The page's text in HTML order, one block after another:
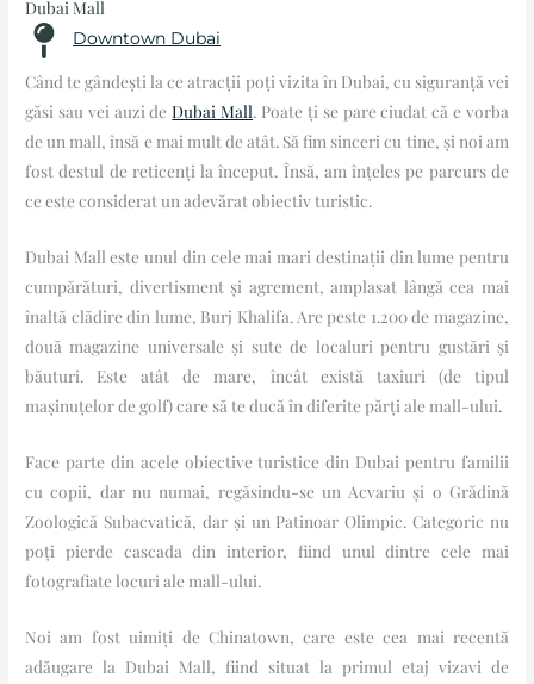
Dubai Mall
Downtown Dubai
Când te gândești la ce atracții poți vizita în Dubai, cu siguranță vei
găsi sau vei auzi deDubai Mall. Poate ți se pare ciudat că e vorba
de un mall, însă e mai mult de atât. Să fim sinceri cu tine, și noi am
fost destul de reticenți la început. Însă, am înțeles pe parcurs de
ce este considerat un adevărat obiectiv turistic.
Dubai Mall este unul din cele mai mari destinații din lume pentru
cumpărături, divertisment și agrement, amplasat lângă cea mai
înaltă clădire din lume, Burj Khalifa. Are peste 1.200 de magazine,
două magazine universale și sute de localuri pentru gustări și
băuturi. Este atât de mare, încât există taxiuri (de tipul
mașinuțelor de golf) care să te ducă în diferite părți ale mall-ului.
Face parte din acele obiective turistice din Dubai pentru familii
cu copii, dar nu numai, regăsindu-se un Acvariu și o Grădină
Zoologică Subacvatică, dar și un Patinoar Olimpic. Categoric nu
poți pierde cascada din interior, fiind unul dintre cele mai
fotografiate locuri ale mall-ului.
Noi am fost uimiți de Chinatown, care este cea mai recentă
adăugare la Dubai Mall, fiind situat la primul etaj vizavi de